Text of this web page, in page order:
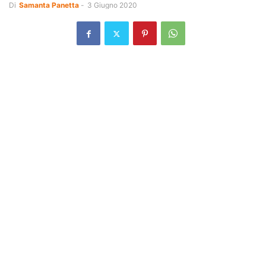
Di Samanta Panetta - 3 Giugno 2020